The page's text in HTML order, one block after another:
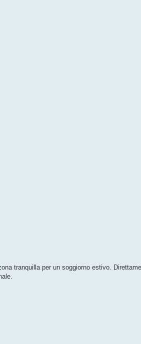
tranquilla per un soggiorno estivo.